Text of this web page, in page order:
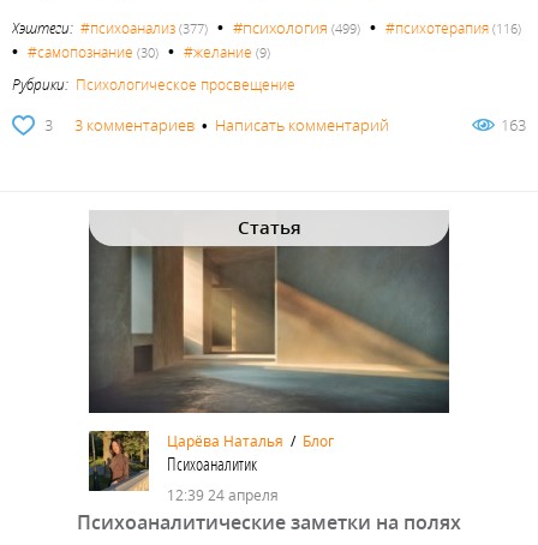
Хэштеги: #психоанализ (377) • #психология (499) • #психотерапия (116)
• #самопознание (30) • #желание (9)
Рубрики: Психологическое просвещение
3 3 комментариев • Написать комментарий 163
Статья
Царёва Наталья / Блог
Психоаналитик
12:39 24 апреля
Психоаналитические заметки на полях